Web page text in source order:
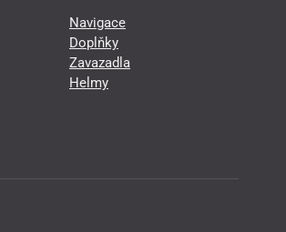
Navigace
Doplňky
Zavazadla
Helmy